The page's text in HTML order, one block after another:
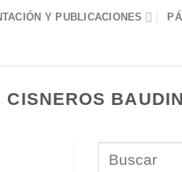
Y PUBLICACIONES
BAUDIN